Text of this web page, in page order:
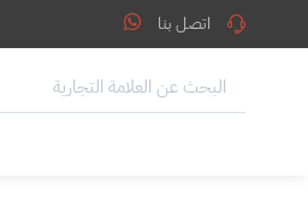
اتصل بنا